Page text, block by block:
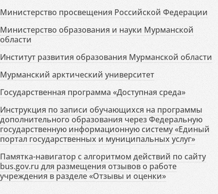
Министерство просвещения Российской Федерации
Министерство образования и науки Мурманской
области
Институт развития образования Мурманской области
Мурманский арктический университет
Государственная программа «Доступная среда»
Инструкция по записи обучающихся на программы
дополнительного образования через Федеральную
государственную информационную систему «Единый
портал государственных и муниципальных услуг»
Памятка-навигатор с алгоритмом действий по сайту
bus.gov.ru для размещения отзывов о работе
учреждения в разделе «Отзывы и оценки»